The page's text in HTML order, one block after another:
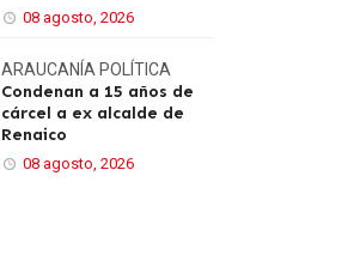
08 agosto, 2026
ARAUCANÍA POLÍTICA
Condenan a 15 años de
cárcel a ex alcalde de
Renaico
08 agosto, 2026